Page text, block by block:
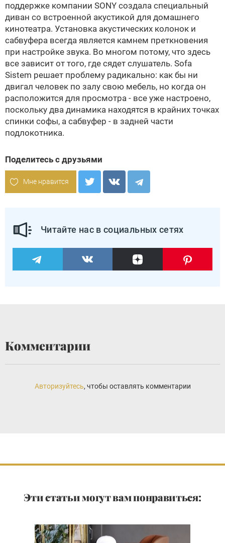
поддержке компании SONY создала специальный
диван со встроенной акустикой для домашнего
кинотеатра. Установка акустических колонок и
сабвуфера всегда является камнем преткновения
при настройке звука. Во многом потому, что здесь
все зависит от того, где сядет слушатель. Sofa
Sistem решает проблему радикально: как бы ни
двигал человек по залу свою мебель, но когда он
расположится для просмотра - все уже настроено,
поскольку два динамика находятся в крайних точках
спинки софы, а сабвуфер - в задней части
подлокотника.
Поделитесь с друзьями
Мне нравится
Читайте нас в социальных сетях
Комментарии
Авторизуйтесь, чтобы оставлять комментарии
Эти статьи могут вам понравиться: